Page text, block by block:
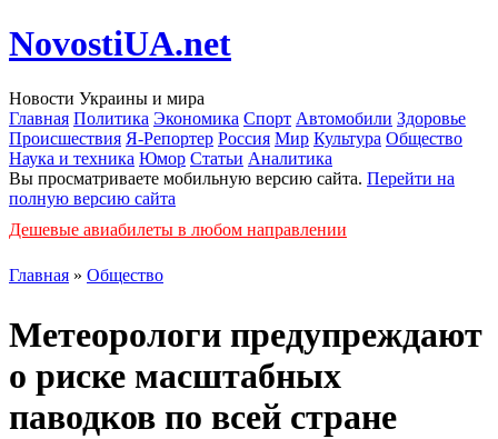
NovostiUA.net
Новости Украины и мира
Главная Политика Экономика Спорт Автомобили Здоровье
Происшествия Я-Репортер Россия Мир Культура Общество
Наука и техника Юмор Статьи Аналитика
Вы просматриваете мобильную версию сайта. Перейти на
полную версию сайта
Дешевые авиабилеты в любом направлении
Главная » Общество
Метеорологи предупреждают
о риске масштабных
паводков по всей стране